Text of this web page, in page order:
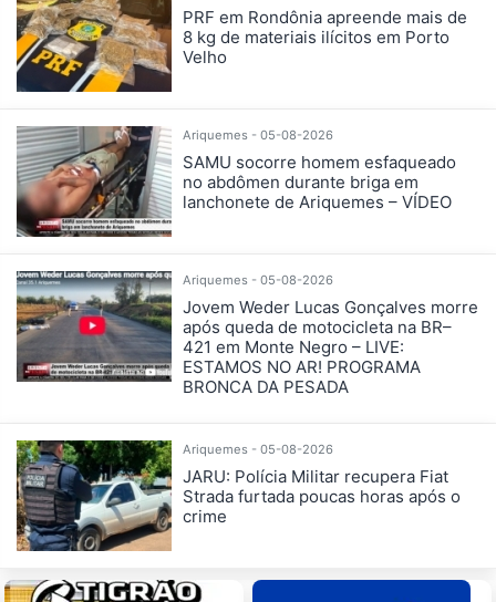
PRF em Rondônia apreende mais de
8 kg de materiais ilícitos em Porto
Velho
Ariquemes - 05-08-2026
SAMU socorre homem esfaqueado
no abdômen durante briga em
lanchonete de Ariquemes – VÍDEO
Ariquemes - 05-08-2026
Jovem Weder Lucas Gonçalves morre
após queda de motocicleta na BR–
421 em Monte Negro – LIVE:
ESTAMOS NO AR! PROGRAMA
BRONCA DA PESADA
Ariquemes - 05-08-2026
JARU: Polícia Militar recupera Fiat
Strada furtada poucas horas após o
crime